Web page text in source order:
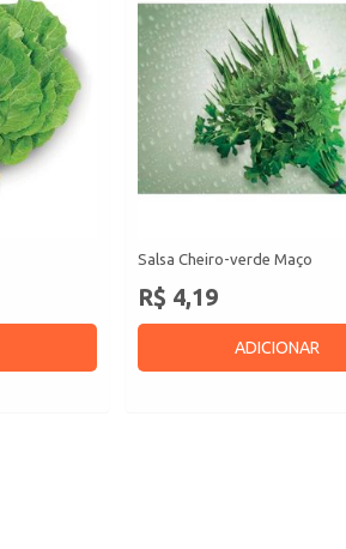
Salsa Cheiro-verde Maço
R$ 4,19
ADICIONAR